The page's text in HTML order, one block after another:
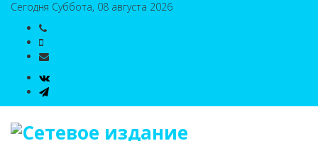
Сегодня Суббота, 08 августа 2026